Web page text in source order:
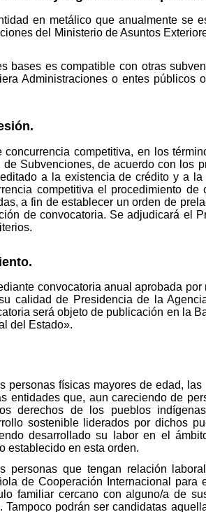
en metálico que anualmente se
del Ministerio de Asuntos
es compatible con otras
Administraciones o entes
competitiva, en los
Subvenciones, de acuerdo con los
a la existencia de crédito y a
competitiva el procedimiento
a fin de establecer un orden de
de convocatoria. Se adjudicará el
convocatoria anual aprobada
calidad de Presidencia de la
será objeto de publicación en la
del Estado».
físicas mayores de edad,
entidades que, aun careciendo de
derechos de los pueblos
sostenible liderados por dichos
desarrollado su labor en el
establecido en esta orden.
que tengan relación
de Cooperación Internacional
familiar cercano con alguno/a de
podrán ser candidatas